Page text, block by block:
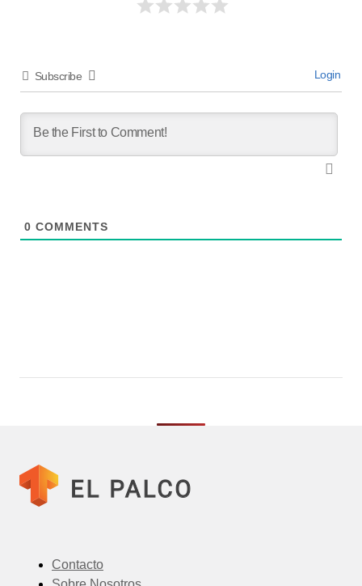
Subscribe Login
0 COMMENTS
Contacto